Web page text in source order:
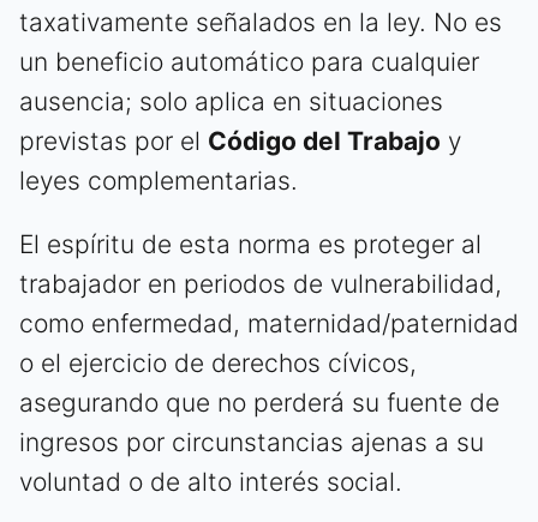
taxativamente señalados en la ley. No es
un beneficio automático para cualquier
ausencia; solo aplica en situaciones
previstas por el Código del Trabajo y
leyes complementarias.
El espíritu de esta norma es proteger al
trabajador en periodos de vulnerabilidad,
como enfermedad, maternidad/paternidad
o el ejercicio de derechos cívicos,
asegurando que no perderá su fuente de
ingresos por circunstancias ajenas a su
voluntad o de alto interés social.